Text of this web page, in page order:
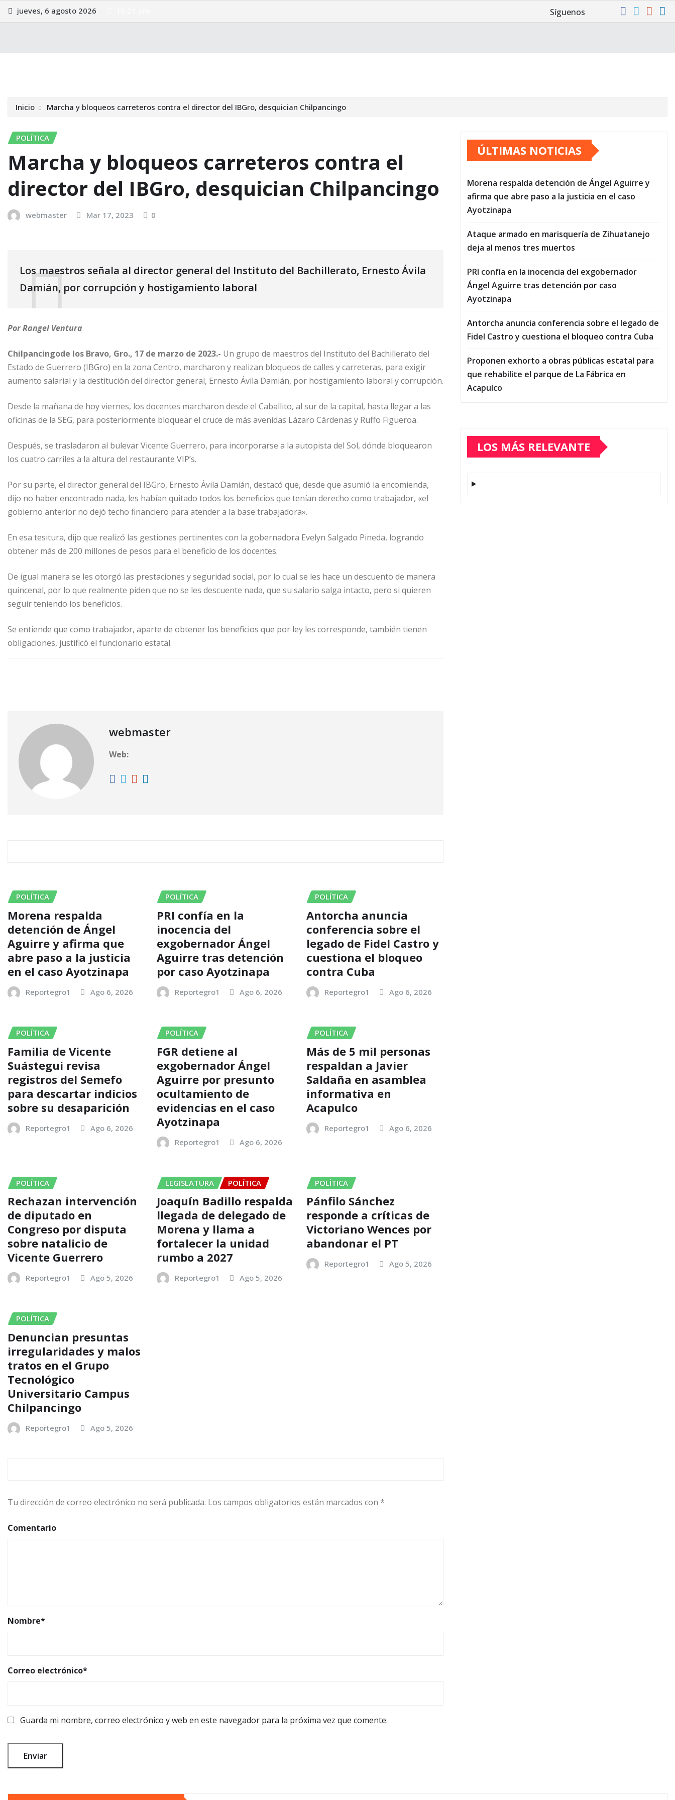
Saltar
al
jueves, 6 agosto 2026 Síguenos
Inicio Marcha y bloqueos carreteros contra el director del IBGro, desquician Chilpancingo
POLÍTICA
Marcha y bloqueos carreteros contra el
director del IBGro, desquician Chilpancingo
webmaster Mar 17, 2023 0
Los maestros señala al director general del Instituto del Bachillerato, Ernesto Ávila
Damián, por corrupción y hostigamiento laboral
Por Rangel Ventura
Chilpancingode los Bravo, Gro., 17 de marzo de 2023.- Un grupo de maestros del Instituto del Bachillerato del
Estado de Guerrero (IBGro) en la zona Centro, marcharon y realizan bloqueos de calles y carreteras, para exigir
aumento salarial y la destitución del director general, Ernesto Ávila Damián, por hostigamiento laboral y corrupción.
Desde la mañana de hoy viernes, los docentes marcharon desde el Caballito, al sur de la capital, hasta llegar a las
oficinas de la SEG, para posteriormente bloquear el cruce de más avenidas Lázaro Cárdenas y Ruffo Figueroa.
Después, se trasladaron al bulevar Vicente Guerrero, para incorporarse a la autopista del Sol, dónde bloquearon
los cuatro carriles a la altura del restaurante VIP’s.
Por su parte, el director general del IBGro, Ernesto Ávila Damián, destacó que, desde que asumió la encomienda,
dijo no haber encontrado nada, les habían quitado todos los beneficios que tenían derecho como trabajador, «el
gobierno anterior no dejó techo financiero para atender a la base trabajadora».
En esa tesitura, dijo que realizó las gestiones pertinentes con la gobernadora Evelyn Salgado Pineda, logrando
obtener más de 200 millones de pesos para el beneficio de los docentes.
De igual manera se les otorgó las prestaciones y seguridad social, por lo cual se les hace un descuento de manera
quincenal, por lo que realmente piden que no se les descuente nada, que su salario salga intacto, pero si quieren
seguir teniendo los beneficios.
Se entiende que como trabajador, aparte de obtener los beneficios que por ley les corresponde, también tienen
obligaciones, justificó el funcionario estatal.
webmaster
Web:
POLÍTICA
Morena respalda
detención de Ángel
Aguirre y afirma que
abre paso a la justicia
en el caso Ayotzinapa
Reportegro1 Ago 6, 2026
POLÍTICA
PRI confía en la
inocencia del
exgobernador Ángel
Aguirre tras detención
por caso Ayotzinapa
Reportegro1 Ago 6, 2026
POLÍTICA
Antorcha anuncia
conferencia sobre el
legado de Fidel Castro y
cuestiona el bloqueo
contra Cuba
Reportegro1 Ago 6, 2026
POLÍTICA
Familia de Vicente
Suástegui revisa
registros del Semefo
para descartar indicios
sobre su desaparición
Reportegro1 Ago 6, 2026
POLÍTICA
FGR detiene al
exgobernador Ángel
Aguirre por presunto
ocultamiento de
evidencias en el caso
Ayotzinapa
Reportegro1 Ago 6, 2026
POLÍTICA
Más de 5 mil personas
respaldan a Javier
Saldaña en asamblea
informativa en
Acapulco
Reportegro1 Ago 6, 2026
POLÍTICA
Rechazan intervención
de diputado en
Congreso por disputa
sobre natalicio de
Vicente Guerrero
Reportegro1 Ago 5, 2026
LEGISLATURA POLÍTICA
Joaquín Badillo respalda
llegada de delegado de
Morena y llama a
fortalecer la unidad
rumbo a 2027
Reportegro1 Ago 5, 2026
POLÍTICA
Pánfilo Sánchez
responde a críticas de
Victoriano Wences por
abandonar el PT
Reportegro1 Ago 5, 2026
POLÍTICA
Denuncian presuntas
irregularidades y malos
tratos en el Grupo
Tecnológico
Universitario Campus
Chilpancingo
Reportegro1 Ago 5, 2026
Tu dirección de correo electrónico no será publicada. Los campos obligatorios están marcados con *
Comentario
Nombre*
Correo electrónico*
Guarda mi nombre, correo electrónico y web en este navegador para la próxima vez que comente.
ÚLTIMAS NOTICIAS
Morena respalda detención de Ángel Aguirre y
afirma que abre paso a la justicia en el caso
Ayotzinapa
Ataque armado en marisquería de Zihuatanejo
deja al menos tres muertos
PRI confía en la inocencia del exgobernador
Ángel Aguirre tras detención por caso
Ayotzinapa
Antorcha anuncia conferencia sobre el legado de
Fidel Castro y cuestiona el bloqueo contra Cuba
Proponen exhorto a obras públicas estatal para
que rehabilite el parque de La Fábrica en
Acapulco
LOS MÁS RELEVANTE